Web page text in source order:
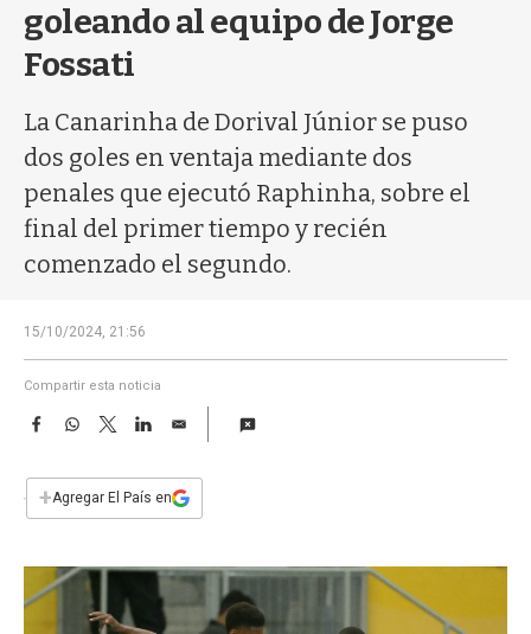
goleando al equipo de Jorge
Fossati
La Canarinha de Dorival Júnior se puso
dos goles en ventaja mediante dos
penales que ejecutó Raphinha, sobre el
final del primer tiempo y recién
comenzado el segundo.
15/10/2024, 21:56
Compartir esta noticia
F
e
b
k
W
s
p
T
w
t
L
n
E
i
l
+Agregar El País en